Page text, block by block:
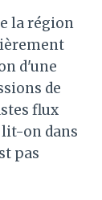
la région
d'une
de
flux
on dans
pas